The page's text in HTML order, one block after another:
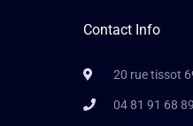
Contact Info
20 rue tissot
04 81 91 68 89